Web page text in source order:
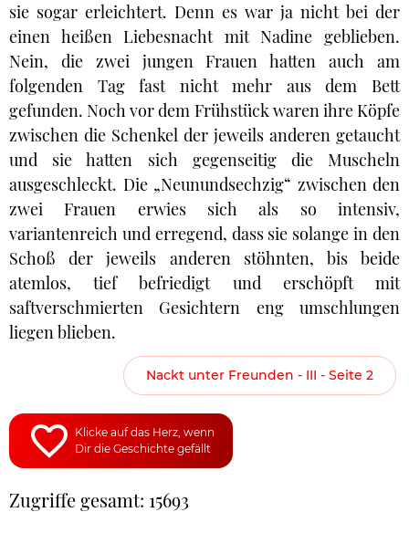
sie sogar erleichtert. Denn es war ja nicht bei der
einen heißen Liebesnacht mit Nadine geblieben.
Nein, die zwei jungen Frauen hatten auch am
folgenden Tag fast nicht mehr aus dem Bett
gefunden. Noch vor dem Frühstück waren ihre Köpfe
zwischen die Schenkel der jeweils anderen getaucht
und sie hatten sich gegenseitig die Muscheln
ausgeschleckt. Die „Neunundsechzig“ zwischen den
zwei Frauen erwies sich als so intensiv,
variantenreich und erregend, dass sie solange in den
Schoß der jeweils anderen stöhnten, bis beide
atemlos, tief befriedigt und erschöpft mit
saftverschmierten Gesichtern eng umschlungen
liegen blieben.
Nackt unter Freunden - III - Seite 2
Klicke auf das Herz, wenn
Dir die Geschichte gefällt
Zugriffe gesamt: 15693